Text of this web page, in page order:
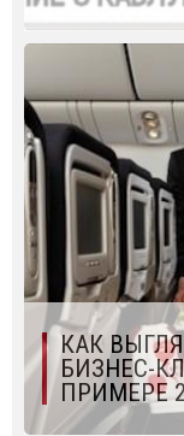
КАК
БИЗНЕС-
ПРИМЕРЕ